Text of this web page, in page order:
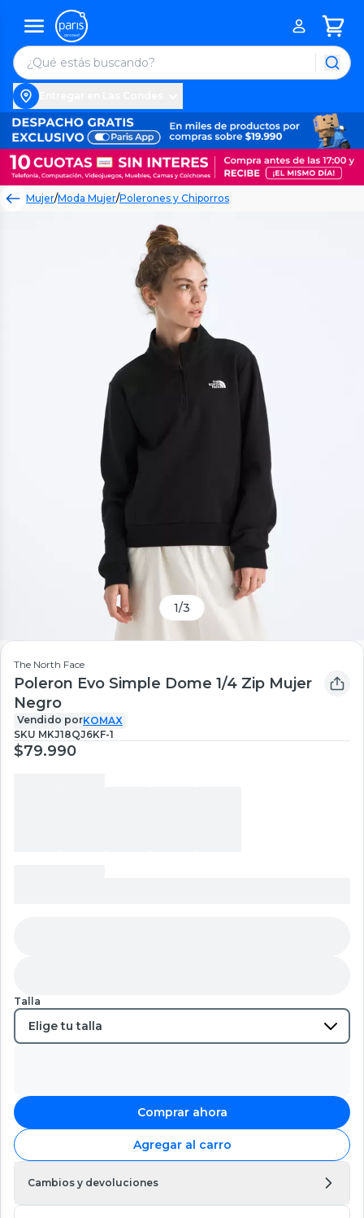
Mujer/Moda Mujer/Polerones y Chiporros
1/3
The North Face
Poleron Evo Simple Dome 1/4 Zip Mujer
Negro
Vendido porKOMAX
SKU MKJ18QJ6KF-1
$79.990
Talla
Comprar ahora
Agregar al carro
Cambios y devoluciones